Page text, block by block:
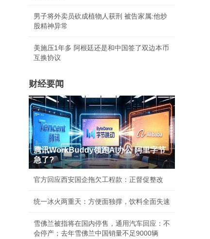
男子将外卖员砍成植物人获刑 被告家属:他炒
股精神异常
美施压1年多 阿根廷还是和中国签了双边本币
互换协议
财经要闻
腾讯WorkBuddy领跑AI办公 阿里字节
急了?
官方回应西安国企拖欠工程款：正督促整改
统一冰火两重天：方便面独撑，饮料全面失速
雪佛兰被指将在国内停售，通用汽车回应：不
会停产；去年雪佛兰中国销量不足9000辆